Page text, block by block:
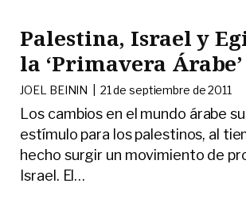
Palestina, Israel y
la ‘Primavera Árabe’
JOEL BEININ | 21 de septiembre de 2011
Los cambios en el mundo árabe
estímulo para los palestinos, al
hecho surgir un movimiento de
Israel. El…